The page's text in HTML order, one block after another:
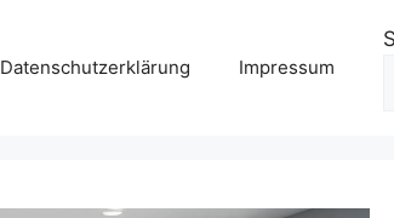
Datenschutzerklärung Impressum